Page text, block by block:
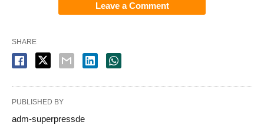
Leave a Comment
SHARE
PUBLISHED BY
adm-superpressde